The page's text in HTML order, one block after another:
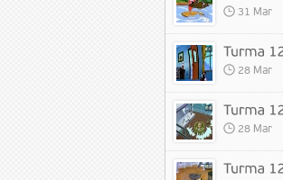
31 Mar
28 Mar
28 Mar